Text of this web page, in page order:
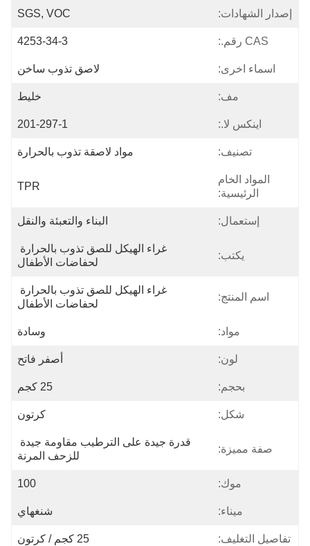
إصدار الشهادات: SGS, VOC
CAS رقم.: 4253-34-3
اسماء اخرى: لاصق تذوب ساخن
مف: خليط
اينكس لا.: 201-297-1
تصنيف: مواد لاصقة تذوب بالحرارة
المواد الخام
الرئيسية:
TPR
إستعمال: البناء والتعبئة والنقل
يكتب:
غراء الهيكل للصق تذوب بالحرارة
لحفاضات الأطفال
اسم المنتج:
غراء الهيكل للصق تذوب بالحرارة
لحفاضات الأطفال
مواد: وسادة
لون: أصفر فاتح
بحجم: 25 كجم
شكل: كرتون
صفة مميزة:
قدرة جيدة على الترطيب مقاومة جيدة
للزحف المرنة
موك: 100
ميناء: شنغهاي
تفاصيل التغليف: 25 كجم / كرتون